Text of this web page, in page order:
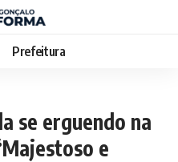
Prefeitura
se erguendo na
e